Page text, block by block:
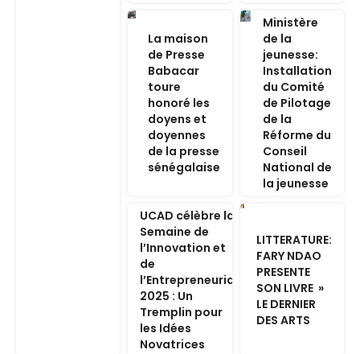
La maison
de Presse
Babacar
toure
honoré les
doyens et
doyennes
de la presse
sénégalaise
Ministère
de la
jeunesse:
Installation
du Comité
de Pilotage
de la
Réforme du
Conseil
National de
la jeunesse
UCAD célèbre la
Semaine de
l’Innovation et
de
l’Entrepreneuriat
2025 : Un
Tremplin pour
les Idées
Novatrices
LITTERATURE:
FARY NDAO
PRESENTE
SON LIVRE »
LE DERNIER
DES ARTS